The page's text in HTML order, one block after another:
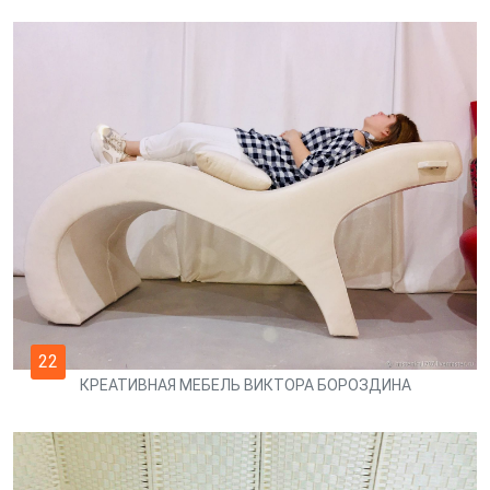
22
КРЕАТИВНАЯ МЕБЕЛЬ ВИКТОРА БОРОЗДИНА